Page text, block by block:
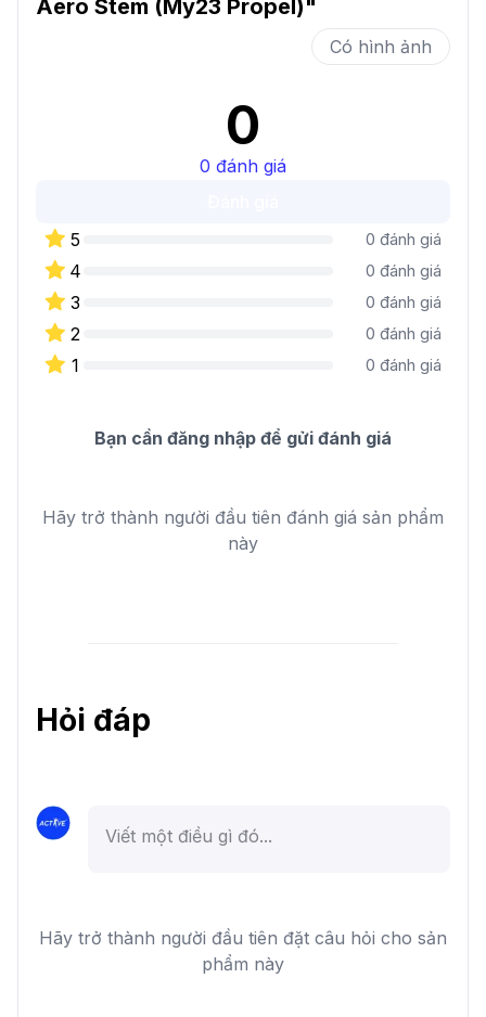
Aero Stem (My23 Propel)"
Có hình ảnh
0
0 đánh giá
5
0 đánh giá
4 0 đánh giá
3 0 đánh giá
2 0 đánh giá
1 0 đánh giá
Bạn cần đăng nhập để gửi đánh giá
Hãy trở thành người đầu tiên đánh giá sản phẩm
này
Hỏi đáp
Hãy trở thành người đầu tiên đặt câu hỏi cho sản
phẩm này